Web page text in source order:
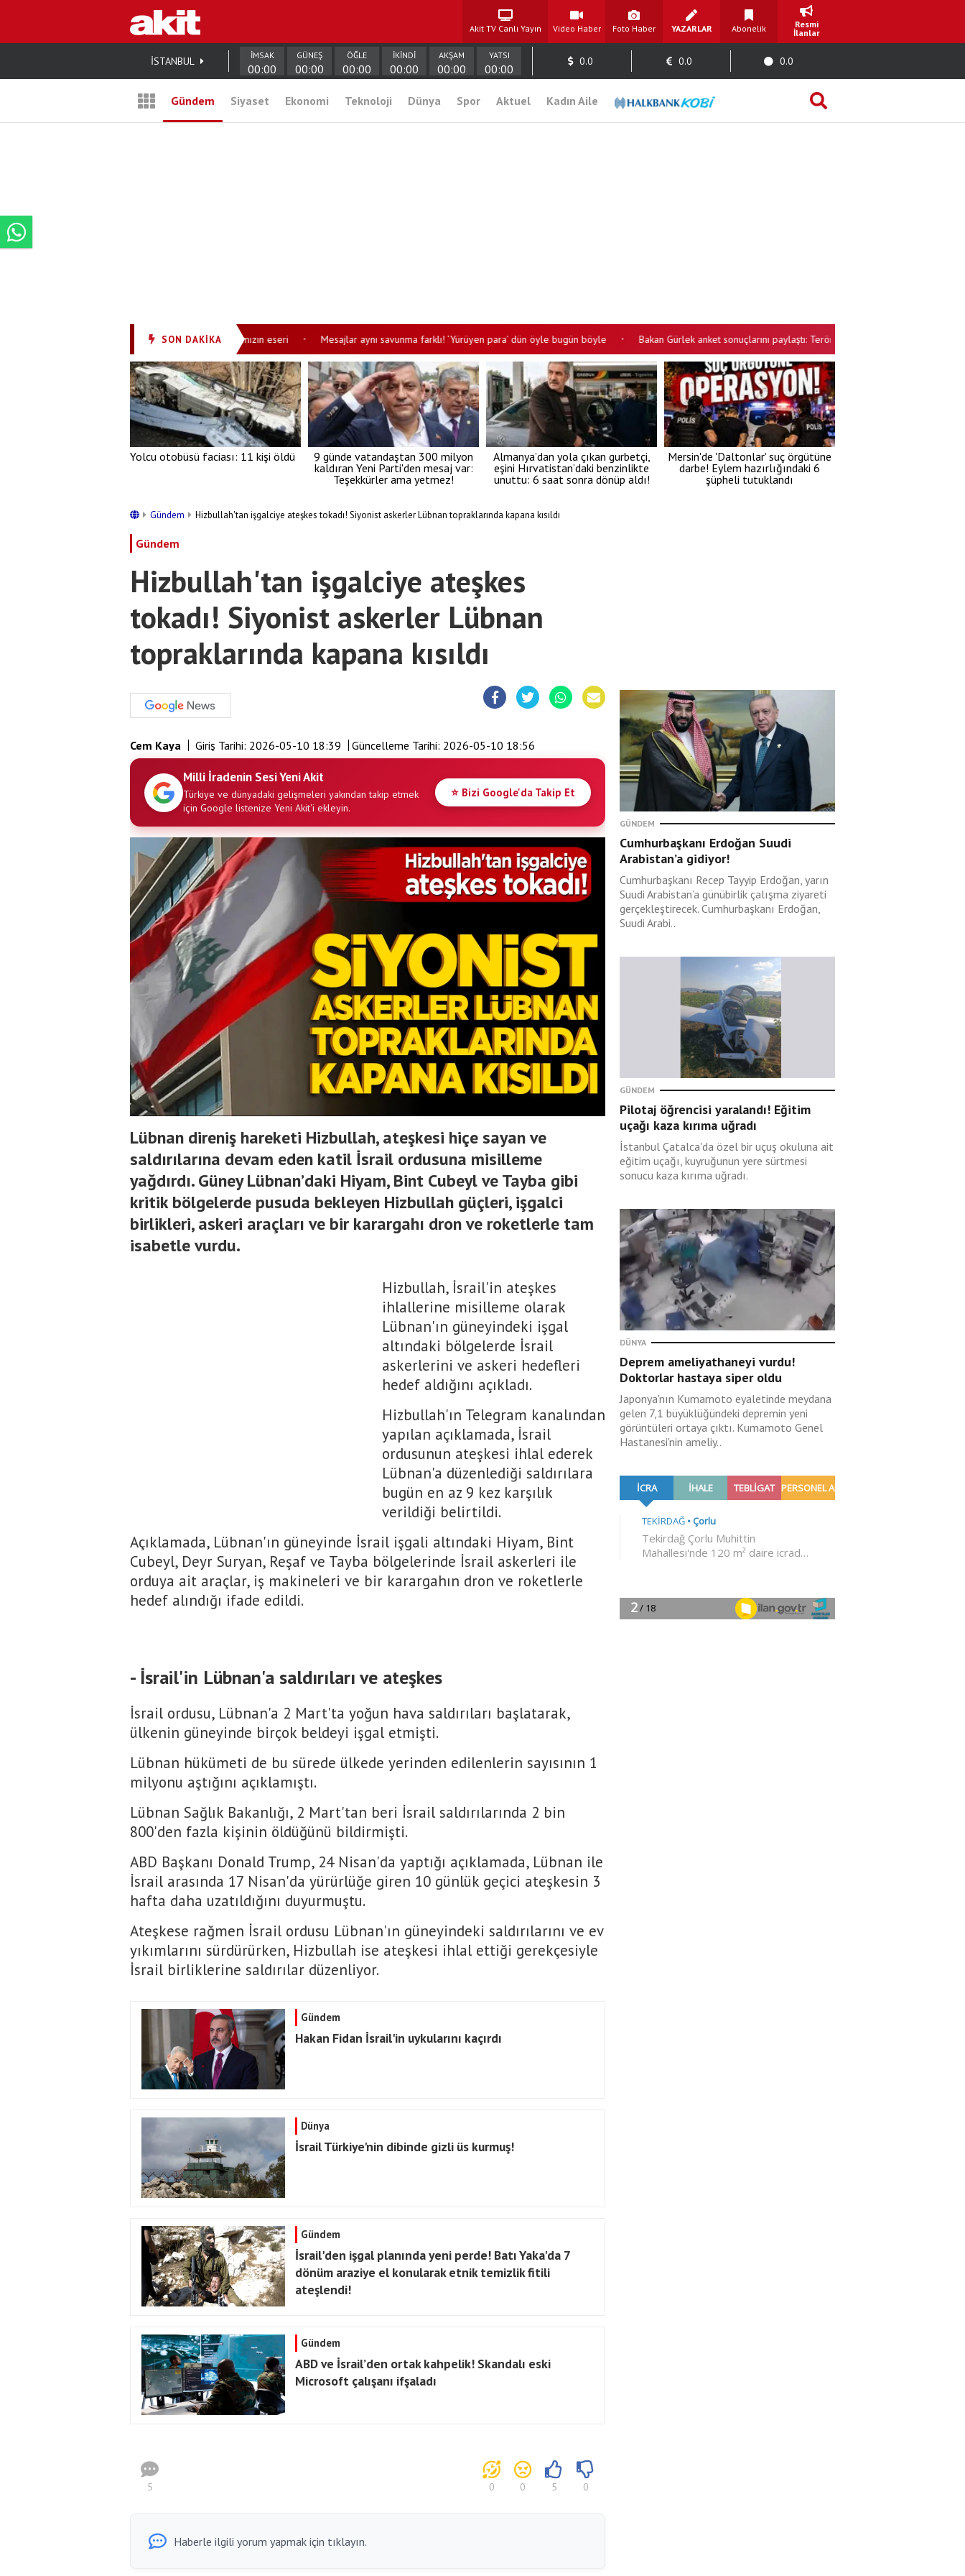
Akit TV Canlı Yayın Video Haber Foto Haber YAZARLAR Abonelik
Resmi
İlanlar
İSTANBUL İMSAK
00:00
GÜNEŞ
00:00
ÖĞLE
00:00
İKİNDİ
00:00
AKŞAM
00:00
YATSI
00:00
0.0 0.0 0.0
Gündem Siyaset Ekonomi Teknoloji Dünya Spor Aktuel Kadın Aile
SON DAKİKA
Modern Türkiye Cumhurbaşkanımızın eseri • Mesajlar aynı savunma farklı! ‘Yürüyen para’ dün öyle bugün böyle • Bakan Gürlek anket sonuçlarını paylaştı: Terörsüz Türkiye projesine vatandaştan
Yolcu otobüsü faciası: 11 kişi öldü
9 günde vatandaştan 300 milyon
kaldıran Yeni Parti'den mesaj var:
Teşekkürler ama yetmez!
Almanya’dan yola çıkan gurbetçi,
eşini Hırvatistan’daki benzinlikte
unuttu: 6 saat sonra dönüp aldı!
Mersin'de 'Daltonlar' suç örgütüne
darbe! Eylem hazırlığındaki 6
şüpheli tutuklandı
Gündem Hizbullah'tan işgalciye ateşkes tokadı! Siyonist askerler Lübnan topraklarında kapana kısıldı
Gündem
Hizbullah'tan işgalciye ateşkes
tokadı! Siyonist askerler Lübnan
topraklarında kapana kısıldı
Cem Kaya Giriş Tarihi: 2026-05-10 18:39 Güncelleme Tarihi: 2026-05-10 18:56
Milli İradenin Sesi Yeni Akit
Türkiye ve dünyadaki gelişmeleri yakından takip etmek
için Google listenize Yeni Akit'i ekleyin.
⭐ Bizi Google'da Takip Et
Lübnan direniş hareketi Hizbullah, ateşkesi hiçe sayan ve
saldırılarına devam eden katil İsrail ordusuna misilleme
yağdırdı. Güney Lübnan’daki Hiyam, Bint Cubeyl ve Tayba gibi
kritik bölgelerde pusuda bekleyen Hizbullah güçleri, işgalci
birlikleri, askeri araçları ve bir karargahı dron ve roketlerle tam
isabetle vurdu.
Hizbullah, İsrail'in ateşkes
ihlallerine misilleme olarak
Lübnan'ın güneyindeki işgal
altındaki bölgelerde İsrail
askerlerini ve askeri hedefleri
hedef aldığını açıkladı.
Hizbullah'ın Telegram kanalından
yapılan açıklamada, İsrail
ordusunun ateşkesi ihlal ederek
Lübnan'a düzenlediği saldırılara
bugün en az 9 kez karşılık
verildiği belirtildi.
Açıklamada, Lübnan'ın güneyinde İsrail işgali altındaki Hiyam, Bint
Cubeyl, Deyr Suryan, Reşaf ve Tayba bölgelerinde İsrail askerleri ile
orduya ait araçlar, iş makineleri ve bir karargahın dron ve roketlerle
hedef alındığı ifade edildi.
- İsrail'in Lübnan'a saldırıları ve ateşkes
İsrail ordusu, Lübnan'a 2 Mart'ta yoğun hava saldırıları başlatarak,
ülkenin güneyinde birçok beldeyi işgal etmişti.
Lübnan hükümeti de bu sürede ülkede yerinden edilenlerin sayısının 1
milyonu aştığını açıklamıştı.
Lübnan Sağlık Bakanlığı, 2 Mart'tan beri İsrail saldırılarında 2 bin
800'den fazla kişinin öldüğünü bildirmişti.
ABD Başkanı Donald Trump, 24 Nisan'da yaptığı açıklamada, Lübnan ile
İsrail arasında 17 Nisan'da yürürlüğe giren 10 günlük geçici ateşkesin 3
hafta daha uzatıldığını duyurmuştu.
Ateşkese rağmen İsrail ordusu Lübnan'ın güneyindeki saldırılarını ve ev
yıkımlarını sürdürürken, Hizbullah ise ateşkesi ihlal ettiği gerekçesiyle
İsrail birliklerine saldırılar düzenliyor.
Gündem
Hakan Fidan İsrail'in uykularını kaçırdı
Dünya
İsrail Türkiye'nin dibinde gizli üs kurmuş!
Gündem
İsrail'den işgal planında yeni perde! Batı Yaka'da 7
dönüm araziye el konularak etnik temizlik fitili
ateşlendi!
Gündem
ABD ve İsrail’den ortak kahpelik! Skandalı eski
Microsoft çalışanı ifşaladı
5 0 0 5 0
Haberle ilgili yorum yapmak için tıklayın.
GÜNDEM
Cumhurbaşkanı Erdoğan Suudi
Arabistan’a gidiyor!
Cumhurbaşkanı Recep Tayyip Erdoğan, yarın
Suudi Arabistan’a günübirlik çalışma ziyareti
gerçekleştirecek. Cumhurbaşkanı Erdoğan,
Suudi Arabi..
GÜNDEM
Pilotaj öğrencisi yaralandı! Eğitim
uçağı kaza kırıma uğradı
İstanbul Çatalca'da özel bir uçuş okuluna ait
eğitim uçağı, kuyruğunun yere sürtmesi
sonucu kaza kırıma uğradı.
DÜNYA
Deprem ameliyathaneyi vurdu!
Doktorlar hastaya siper oldu
Japonya'nın Kumamoto eyaletinde meydana
gelen 7,1 büyüklüğündeki depremin yeni
görüntüleri ortaya çıktı. Kumamoto Genel
Hastanesi'nin ameliy..